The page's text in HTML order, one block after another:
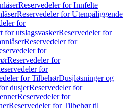
Reservedeler for Innfelte
Reservedeler for Utenpåliggende
for
for utslagsvaskerReservedeler for
Reservedeler for
for
Reservedeler for
for
for TilbehørDusjløsninger og
dusjerReservedeler for
Reservedeler for
Reservedeler for Tilbehør til